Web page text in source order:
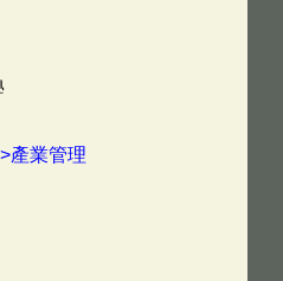
產業管理